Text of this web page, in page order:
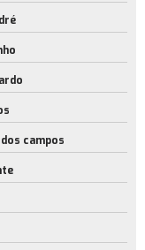
campos